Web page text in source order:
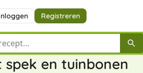
Registreren
recept
spek en tuinbonen